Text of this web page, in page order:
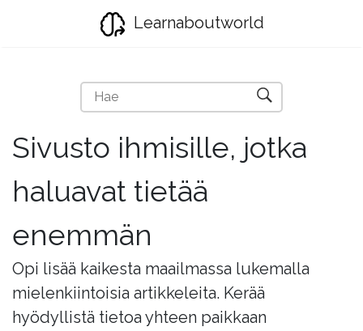
Learnaboutworld
Sivusto ihmisille, jotka
haluavat tietää
enemmän
Opi lisää kaikesta maailmassa lukemalla
mielenkiintoisia artikkeleita. Kerää
hyödyllistä tietoa yhteen paikkaan